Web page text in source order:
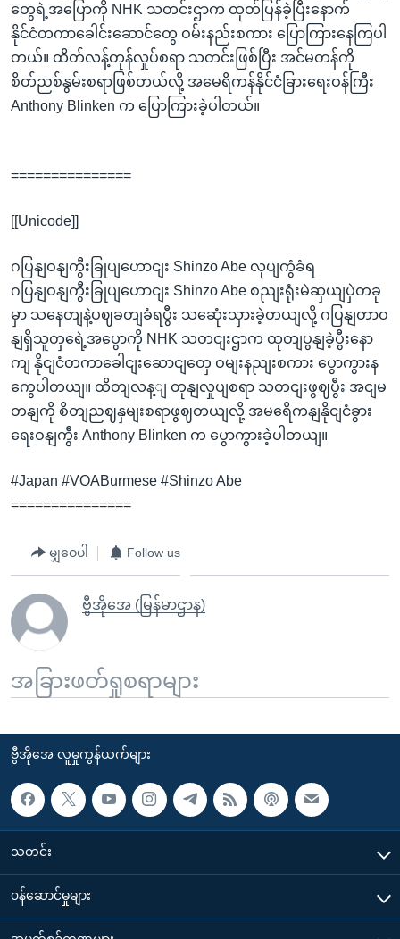
ကျော်
ရန်
တွေရဲ့အပြောကို NHK သတင်းဌာက ထုတ်ပြန်ခဲ့ပြီးနောက်
နိုင်ငံတကာခေါင်းဆောင်တွေ ဝမ်းနည်းစကား ပြောကြားနေကြပါ
တယ်။ ထိတ်လန့်တုန်လှုပ်စရာ သတင်းဖြစ်ပြီး အင်မတန်ကို
စိတ်ညစ်နွမ်းစရာဖြစ်တယ်လို့ အမေရိကန်နိုင်ငံခြားရေးဝန်ကြီး
Anthony Blinken က ပြောကြားခဲ့ပါတယ်။
===============
[[Unicode]]
ဂပြနျဝနျကွီးခြုပျဟောငျး Shinzo Abe လုပျကွံခံရ
ဂပြနျဝနျကွီးခြုပျဟောငျး Shinzo Abe စညျးရုံးမဲဆှယျပှဲတခု
မှာ သနေတျနဲ့ပဈခတျခံရပွီး သဆေုံးသှားခဲ့တယျလို့ ဂပြနျတာဝ
နျရှိသူတှရေဲ့အပွောကို NHK သတငျးဌာက ထုတျပွနျခဲ့ပွီးနော
ကျ နိုငျငံတကာခေါငျးဆောငျတှေ ဝမျးနညျးစကား ပွောကွားန
ကွေပါတယျ။ ထိတျလန့ျ တုနျလှုပျစရာ သတငျးဖွဈပွီး အငျမ
တနျကို စိတျညဈနှမျးစရာဖွဈတယျလို့ အမရေိကနျနိုငျငံခွား
ရေးဝနျကွီး Anthony Blinken က ပွောကွားခဲ့ပါတယျ။
#Japan #VOABurmese #Shinzo Abe
===============
မျှဝေပါ Follow us
ဗွီအိုအေ (မြန်မာဌာန)
အခြားဖတ်ရှုစရာများ
ဗွီအိုအေ လူမှုကွန်ယက်များ
သတင်း
၀န်ဆောင်မှုများ